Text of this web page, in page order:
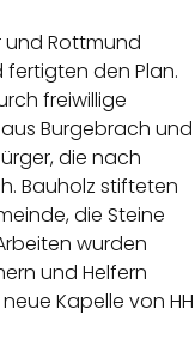
und Rottmund
fertigten den Plan.
freiwillige
Burgebrach und
die nach
Bauholz stifteten
die Steine
wurden
und Helfern
Kapelle von HH